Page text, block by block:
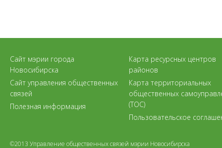
Сайт мэрии города
Новосибирска
Сайт управления общественных
связей
Полезная информация
Карта ресурсных центров
районов
Карта территориальных
общественных
(ТОС)
Пользовательское
©2013 Управление общественных связей мэрии Новосибирска